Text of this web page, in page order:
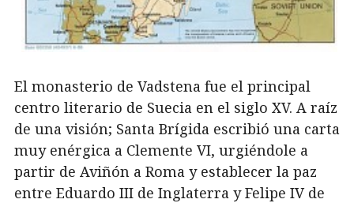
El monasterio de Vadstena fue el principal
centro literario de Suecia en el siglo XV. A raíz
de una visión; Santa Brígida escribió una carta
muy enérgica a Clemente VI, urgiéndole a
partir de Aviñón a Roma y establecer la paz
entre Eduardo III de Inglaterra y Felipe IV de